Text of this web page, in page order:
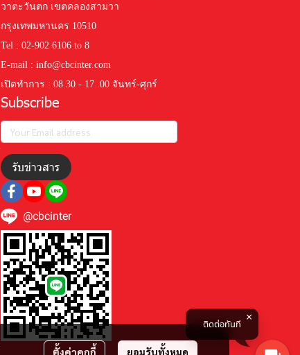
ตั้งค่าคุกกี้ ยอมรับทั้งหมด
วาตะวันตก เขตคลองสามวา
กรุงเทพมหานคร 10510
Tel : 02-902 6106 to 8
E-mail : info@cbcinter.com
เปิดทำการ : 08.30 - 17..00 จันทร์-ศุกร์
Subscribe
รับข่าวสาร
@cbcinter
ติดต่อทันที